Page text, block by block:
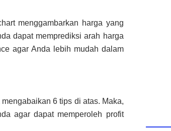
menggambarkan harga yang
dapat memprediksi arah harga
agar Anda lebih mudah dalam
6 tips di atas. Maka,
agar dapat memperoleh profit